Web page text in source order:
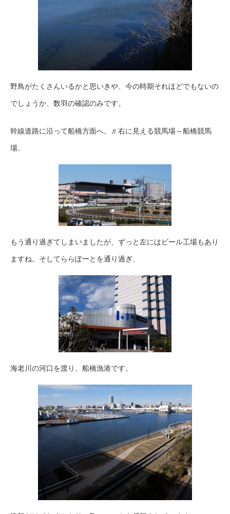
野鳥がたくさんいるかと思いきや、今の時期それほどでもないの
でしょうか、数羽の確認のみです。
幹線道路に沿って船橋方面へ。♬右に見える競馬場～船橋競馬
場、
もう通り過ぎてしまいましたが、ずっと左にはビール工場もあり
ますね。そしてららぽーとを通り過ぎ、
海老川の河口を渡り、船橋漁港です。